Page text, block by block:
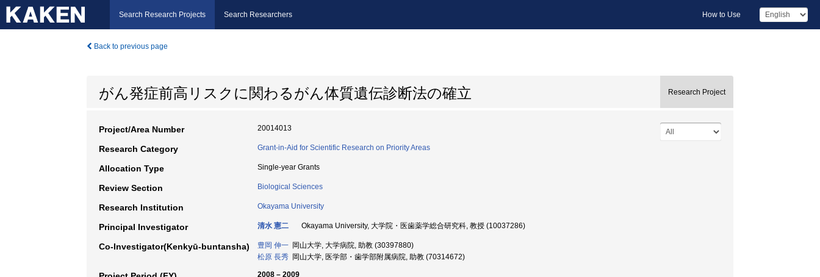
Search Research Projects Search Researchers How to Use
Back to previous page
がん発症前高リスクに関わるがん体質遺伝診断法の確立 Research Project
Project/Area Number 20014013
Research Category Grant-in-Aid for Scientific Research on Priority Areas
Allocation Type Single-year Grants
Review Section Biological Sciences
Research Institution Okayama University
Principal Investigator 清水 憲二 Okayama University, 大学院・医歯薬学総合研究科, 教授 (10037286)
Co-Investigator(Kenkyū-buntansha) 豊岡 伸一 岡山大学, 大学病院, 助教 (30397880)
松原 長秀 岡山大学, 医学部・歯学部附属病院, 助教 (70314672)
2008 – 2009